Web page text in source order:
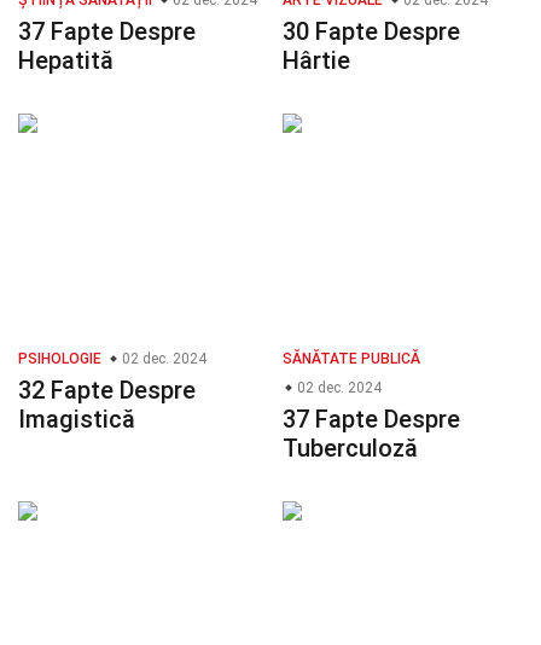
37 Fapte Despre
Hepatită
30 Fapte Despre
Hârtie
PSIHOLOGIE 02 dec. 2024
32 Fapte Despre
Imagistică
SĂNĂTATE PUBLICĂ
02 dec. 2024
37 Fapte Despre
Tuberculoză